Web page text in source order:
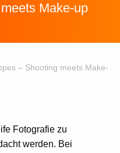
Make-up
– Shooting meets Make-
Fotografie zu
werden. Bei